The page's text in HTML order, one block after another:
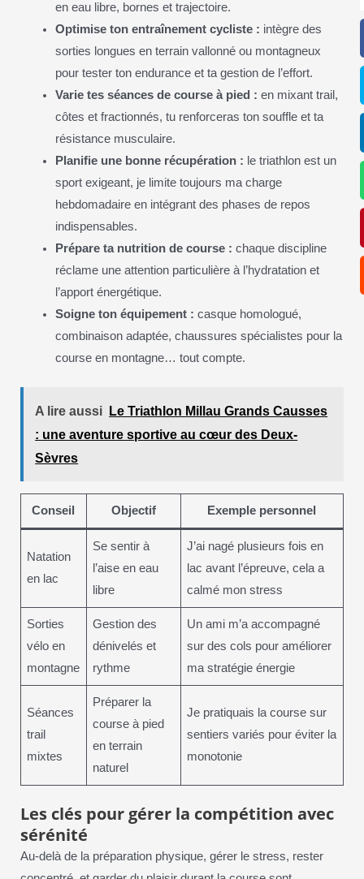
en eau libre, bornes et trajectoire.
Optimise ton entraînement cycliste : intègre des
sorties longues en terrain vallonné ou montagneux
pour tester ton endurance et ta gestion de l’effort.
Varie tes séances de course à pied : en mixant trail,
côtes et fractionnés, tu renforceras ton souffle et ta
résistance musculaire.
Planifie une bonne récupération : le triathlon est un
sport exigeant, je limite toujours ma charge
hebdomadaire en intégrant des phases de repos
indispensables.
Prépare ta nutrition de course : chaque discipline
réclame une attention particulière à l’hydratation et
l’apport énergétique.
Soigne ton équipement : casque homologué,
combinaison adaptée, chaussures spécialistes pour la
course en montagne… tout compte.
A lire aussi
Le Triathlon Millau Grands Causses
: une aventure sportive au cœur des Deux-
Sèvres
Conseil Objectif Exemple personnel
Natation
en lac
Se sentir à
l’aise en eau
libre
J’ai nagé plusieurs fois en
lac avant l’épreuve, cela a
calmé mon stress
Sorties
vélo en
montagne
Gestion des
dénivelés et
rythme
Un ami m’a accompagné
sur des cols pour améliorer
ma stratégie énergie
Séances
trail
mixtes
Préparer la
course à pied
en terrain
naturel
Je pratiquais la course sur
sentiers variés pour éviter la
monotonie
Les clés pour gérer la compétition avec
sérénité
Au-delà de la préparation physique, gérer le stress, rester